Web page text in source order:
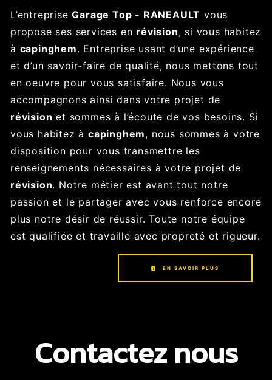
L’entrepriseGarage Top - RANEAULT vous
propose ses services en révision, si vous habitez
à capinghem. Entreprise usant d’une expérience
et d’un savoir-faire de qualité, nous mettons tout
en oeuvre pour vous satisfaire. Nous vous
accompagnons ainsi dans votre projet de
révision et sommes à l’écoute de vos besoins. Si
vous habitez àcapinghem, nous sommes à votre
disposition pour vous transmettre les
renseignements nécessaires à votre projet de
révision. Notre métier est avant tout notre
passion et le partager avec vous renforce encore
plus notre désir de réussir. Toute notre équipe
est qualifiée et travaille avec propreté et rigueur.
EN SAVOIR PLUS
Contactez nous